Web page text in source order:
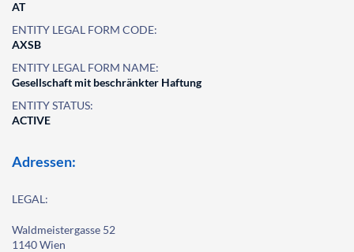
AT
ENTITY LEGAL FORM CODE:
AXSB
ENTITY LEGAL FORM NAME:
Gesellschaft mit beschränkter Haftung
ENTITY STATUS:
ACTIVE
Adressen:
LEGAL:
Waldmeistergasse 52
1140 Wien